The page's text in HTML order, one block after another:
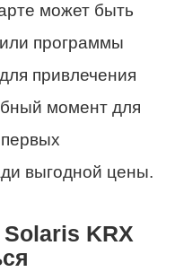
может быть
программы
привлечения
момент для
выгодной цены.
KRX